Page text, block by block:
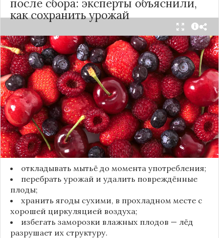
после сбора: эксперты объяснили,
как сохранить урожай
Мытьё ягод сразу после сбора может обернуться
полной потерей урожая. Как отмечает канал
«Сделай сам», на поверхности плодов есть
естественный восковой налёт, который играет
роль природного барьера. Он защищает ягоды
от пересыхания, бактерий и плесени. При
смывании этого слоя плоды быстро начинают
темнеть, покрываться налётом и терять вкус.
Чтобы ягоды сохранили свежесть, специалисты
рекомендуют:
откладывать мытьё до момента употребления;
перебрать урожай и удалить повреждённые
плоды;
хранить ягоды сухими, в прохладном месте с
хорошей циркуляцией воздуха;
избегать заморозки влажных плодов — лёд
разрушает их структуру.